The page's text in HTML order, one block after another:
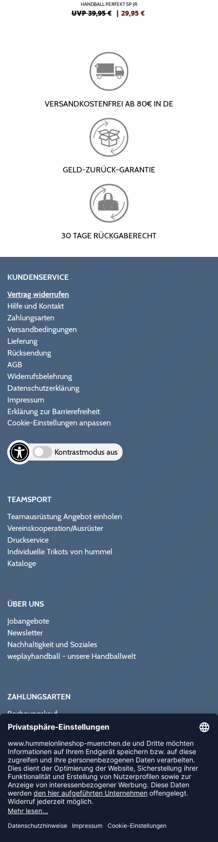
HANDBALL PERFEKT SP JR
UVP 39,95 € | 29,95 €
VERSANDKOSTENFREI AB 80€ IN DE
GELD-ZURÜCK-GARANTIE
30 TAGE RÜCKGABERECHT
KUNDENSERVICE
Vertrag widerrufen
Hilfe und Kontakt
Zahlungsarten
Versandbedingungen
Lieferung
Rücksendung
AGB
Widerrufsbelehrung
Datenschutzerklärung
Impressum
Erklärung zur Barrierefreiheit
Cookie-Einstellungen anpassen
Kontrastmodus aus
TEAMSPORT
Teamausrüstung Angebot einholen
Vereinskooperation/Ausrüster
Druckservice
Individuelle Trikots von hummel
Kataloge
ÜBER UNS
Jobangebote
Newsletter
Nachhaltigkeit und Soziales
weplayhandball - unsere Handballwelt
ZAHLUNGSARTEN
Rechnungskauf
Paypal
Vorkasse
Sofortüberweisung
NEWSLETTER